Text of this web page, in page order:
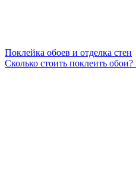
Поклейка обоев и отделка стен
Сколько стоить поклеить